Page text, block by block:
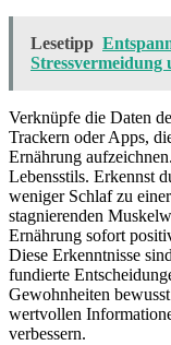
Lesetipp
Stressvermeidung
Verknüpfe die Daten
Trackern oder Apps,
Ernährung
Lebensstils. Erkennst
weniger Schlaf zu
stagnierenden
Ernährung sofort
Diese Erkenntnisse
fundierte
Gewohnheiten
wertvollen
verbessern.